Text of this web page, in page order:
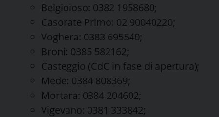
Belgioioso: 0382 1958680;
Casorate Primo: 02 90040220;
Voghera: 0383 695540;
Broni: 0385 582162;
Casteggio (CdC in fase di apertura);
Mede: 0384 808369;
Mortara: 0384 204602;
Vigevano: 0381 333842;